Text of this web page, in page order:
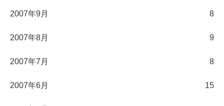
2007年9月 8
2007年8月 9
2007年7月 8
2007年6月 15